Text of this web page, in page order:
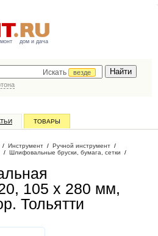
дом и дача
Искать
везде
ТОВАРЫ
/ Инструмент / Ручной инструмент /
/ Шлифовальные бруски, бумага, сетки /
105 х 280 мм,
. Тольятти